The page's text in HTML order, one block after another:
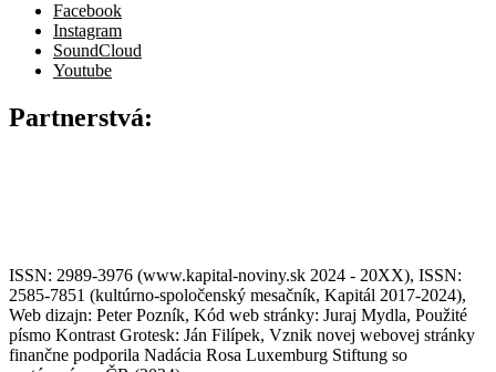
Facebook
Instagram
SoundCloud
Youtube
Partnerstvá:
ISSN: 2989-3976 (www.kapital-noviny.sk 2024 - 20XX), ISSN:
2585-7851 (kultúrno-spoločenský mesačník, Kapitál 2017-2024),
Web dizajn: Peter Pozník, Kód web stránky: Juraj Mydla, Použité
písmo Kontrast Grotesk: Ján Filípek, Vznik novej webovej stránky
finančne podporila Nadácia Rosa Luxemburg Stiftung so